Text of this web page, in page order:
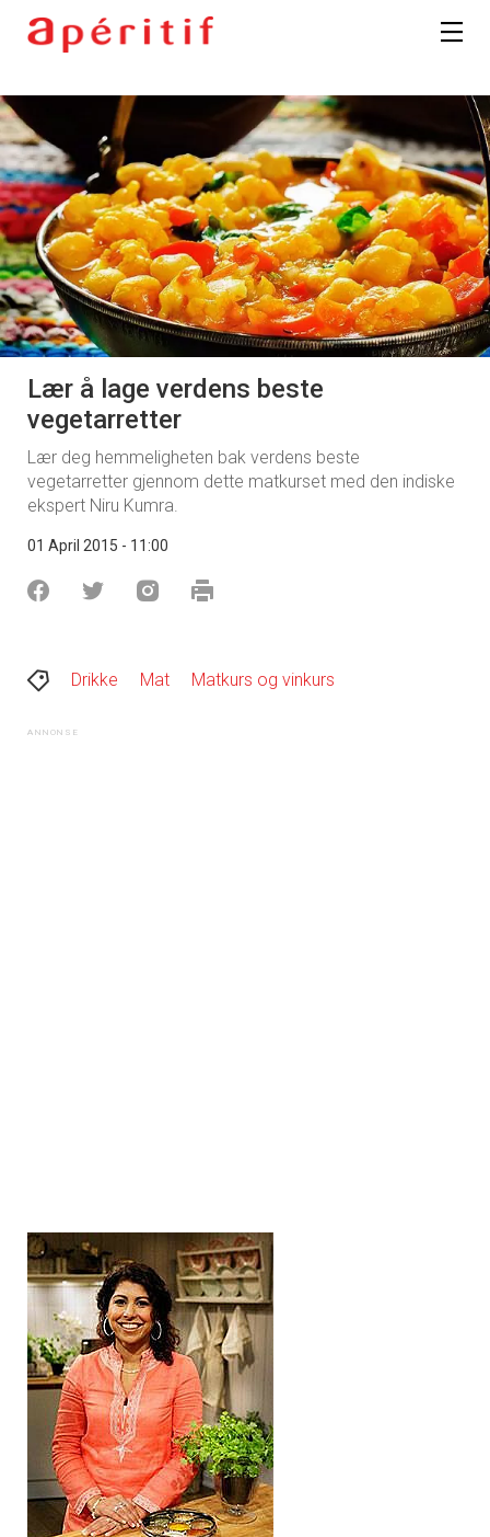
Lær å lage verdens beste
vegetarretter
Lær deg hemmeligheten bak verdens beste
vegetarretter gjennom dette matkurset med den indiske
ekspert Niru Kumra.
01 April 2015 - 11:00
Drikke Mat Matkurs og vinkurs